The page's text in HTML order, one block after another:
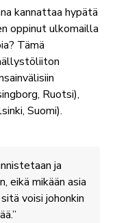
kannattaa hypätä
oppinut ulkomailla
Tämä
Ruotsi),
Suomi).
ja
eikä mikään asia
voisi johonkin